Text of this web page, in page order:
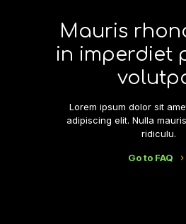
Mauris
in imperdiet
Lorem ipsum dolor sit
adipiscing elit. Nulla
ridiculu.
Go to FAQ